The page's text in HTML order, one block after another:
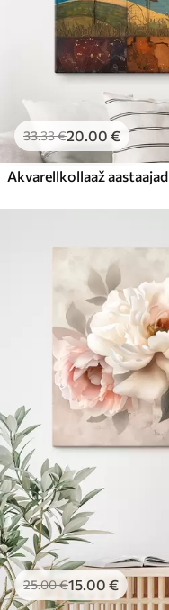
33.33€20.00 €
Akvarellkollaaž aastaajad
25.00€15.00 €